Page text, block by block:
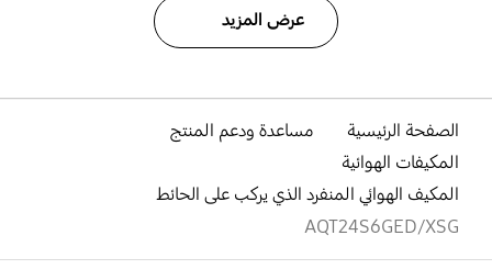
عرض المزيد
الصفحة الرئيسية
مساعدة ودعم المنتج
المكيفات الهوائية
المكيف الهوائي المنفرد الذي يركب على الحائط
AQT24S6GED/XSG